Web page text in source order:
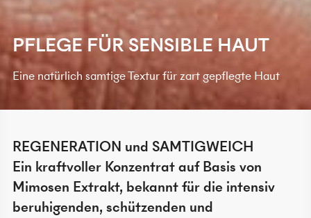
PFLEGE FÜR SENSIBLE HAUT
Eine natürlich samtige Textur für zart gepflegte Haut
REGENERATION und SAMTIGWEICH
Ein kraftvoller Konzentrat auf Basis von
Mimosen Extrakt, bekannt für die intensiv
beruhigenden, schützenden und